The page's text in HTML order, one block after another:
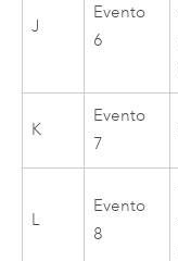
J
Evento
6
K
Evento
7
L
Evento
8